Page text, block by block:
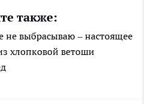
также:
выбрасываю – настоящее
хлопковой ветоши